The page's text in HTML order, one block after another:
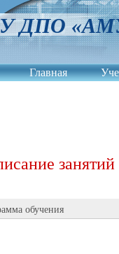
ДПО
Главная
занятий
обучения